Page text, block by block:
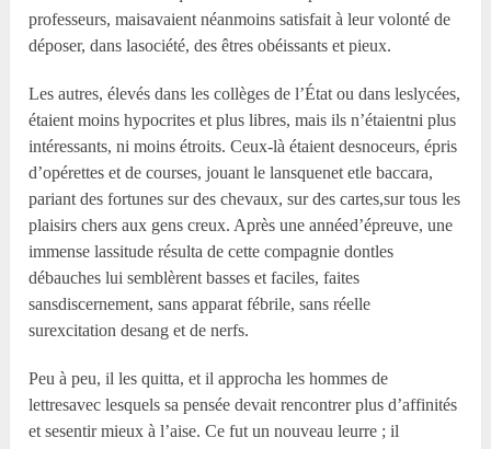
professeurs, maisavaient néanmoins satisfait à leur volonté de
déposer, dans lasociété, des êtres obéissants et pieux.
Les autres, élevés dans les collèges de l’État ou dans leslycées,
étaient moins hypocrites et plus libres, mais ils n’étaientni plus
intéressants, ni moins étroits. Ceux-là étaient desnoceurs, épris
d’opérettes et de courses, jouant le lansquenet etle baccara,
pariant des fortunes sur des chevaux, sur des cartes,sur tous les
plaisirs chers aux gens creux. Après une annéed’épreuve, une
immense lassitude résulta de cette compagnie dontles
débauches lui semblèrent basses et faciles, faites
sansdiscernement, sans apparat fébrile, sans réelle
surexcitation desang et de nerfs.
Peu à peu, il les quitta, et il approcha les hommes de
lettresavec lesquels sa pensée devait rencontrer plus d’affinités
et sesentir mieux à l’aise. Ce fut un nouveau leurre ; il